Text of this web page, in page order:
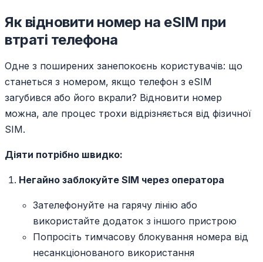
Як відновити номер на eSIM при
втраті телефона
Одне з поширених занепокоєнь користувачів: що
станеться з номером, якщо телефон з eSIM
загубився або його вкрали? Відновити номер
можна, але процес трохи відрізняється від фізичної
SIM.
Діяти потрібно швидко:
Негайно заблокуйте SIM через оператора
Зателефонуйте на гарячу лінію або
використайте додаток з іншого пристрою
Попросіть тимчасову блокування номера від
несанкціонованого використання